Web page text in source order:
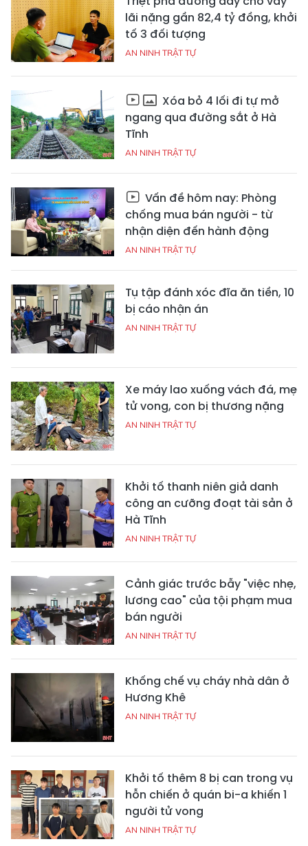
lãi nặng gần 82,4 tỷ đồng, khởi
tố 3 đối tượng
AN NINH TRẬT TỰ
Xóa bỏ 4 lối đi tự mở
ngang qua đường sắt ở Hà
Tĩnh
AN NINH TRẬT TỰ
Vấn đề hôm nay: Phòng
chống mua bán người - từ
nhận diện đến hành động
AN NINH TRẬT TỰ
Tụ tập đánh xóc đĩa ăn tiền, 10
bị cáo nhận án
AN NINH TRẬT TỰ
Xe máy lao xuống vách đá, mẹ
tử vong, con bị thương nặng
AN NINH TRẬT TỰ
Khởi tố thanh niên giả danh
công an cưỡng đoạt tài sản ở
Hà Tĩnh
AN NINH TRẬT TỰ
Cảnh giác trước bẫy "việc nhẹ,
lương cao" của tội phạm mua
bán người
AN NINH TRẬT TỰ
Khống chế vụ cháy nhà dân ở
Hương Khê
AN NINH TRẬT TỰ
Khởi tố thêm 8 bị can trong vụ
hỗn chiến ở quán bi-a khiến 1
người tử vong
AN NINH TRẬT TỰ